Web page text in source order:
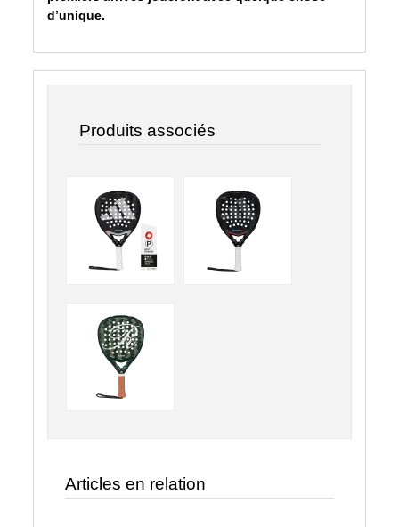
d’unique.
Produits associés
Articles en relation